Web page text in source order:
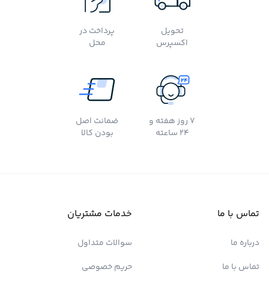
تحویل
اکسپرس
پرداخت در
محل
7 روز هفته و
24 ساعته
ضمانت اصل
بودن کالا
تماس با ما
درباره ما
تماس با ما
خدمات مشتریان
سوالات متداول
حریم خصوصی